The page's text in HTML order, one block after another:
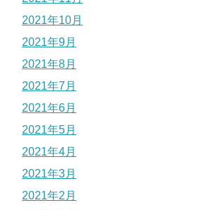
2021年10月
2021年9月
2021年8月
2021年7月
2021年6月
2021年5月
2021年4月
2021年3月
2021年2月